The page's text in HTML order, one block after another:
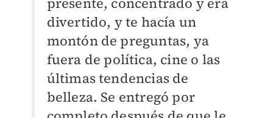
divertido, y te hacía un
montón de preguntas, ya
fuera de política, cine o las
últimas tendencias de
belleza. Se entregó por